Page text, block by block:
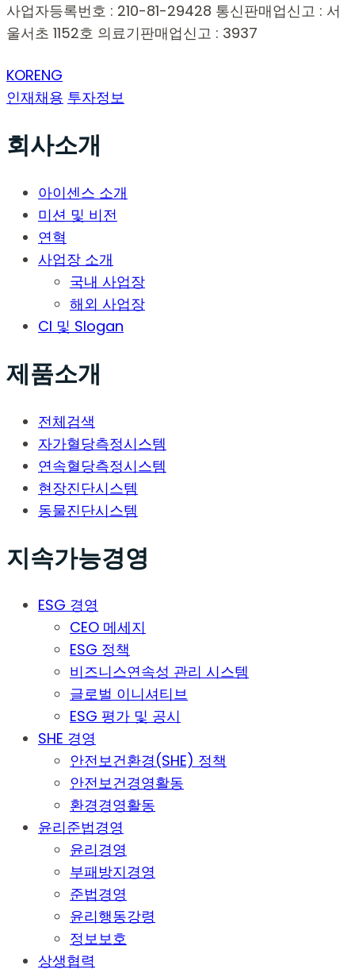
사업자등록번호 : 210-81-29428 통신판매업신고 : 서
울서초 1152호 의료기판매업신고 : 3937
KORENG
인재채용 투자정보
회사소개
아이센스 소개
미션 및 비전
연혁
사업장 소개
국내 사업장
해외 사업장
CI 및 Slogan
제품소개
전체검색
자가혈당측정시스템
연속혈당측정시스템
현장진단시스템
동물진단시스템
지속가능경영
ESG 경영
CEO 메세지
ESG 정책
비즈니스연속성 관리 시스템
글로벌 이니셔티브
ESG 평가 및 공시
SHE 경영
안전보건환경(SHE) 정책
안전보건경영활동
환경경영활동
윤리준법경영
윤리경영
부패방지경영
준법경영
윤리행동강령
정보보호
상생협력